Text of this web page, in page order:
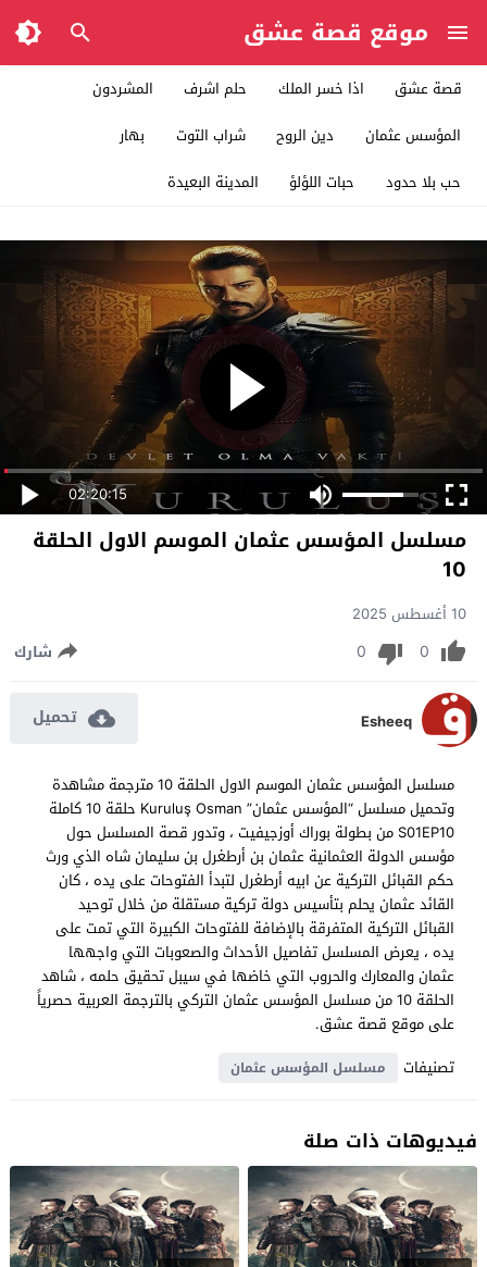
موقع قصة عشق
قصة عشق اذا خسر الملك حلم اشرف
المشردون
المؤسس عثمان
دين الروح شراب التوت
بهار
حب بلا حدود
حبات اللؤلؤ المدينة البعيدة
02:20:15
مسلسل المؤسس عثمان الموسم الاول الحلقة
10
10 أغسطس 2025
0
0 شارك
Esheeq تحميل
مسلسل المؤسس عثمان الموسم الاول الحلقة 10 مترجمة مشاهدة
وتحميل مسلسل “المؤسس عثمان” Kuruluş Osman حلقة 10 كاملة
S01EP10 من بطولة بوراك أوزجيفيت ، وتدور قصة المسلسل حول
مؤسس الدولة العثمانية عثمان بن أرطغرل بن سليمان شاه الذي ورث
حكم القبائل التركية عن ابيه أرطغرل لتبدأ الفتوحات على يده ، كان
القائد عثمان يحلم بتأسيس دولة تركية مستقلة من خلال توحيد
القبائل التركية المتفرقة بالإضافة للفتوحات الكبيرة التي تمت على
يده ، يعرض المسلسل تفاصيل الأحداث والصعوبات التي واجهها
عثمان والمعارك والحروب التي خاضها في سيبل تحقيق حلمه ، شاهد
الحلقة 10 من مسلسل المؤسس عثمان التركي بالترجمة العربية حصرياً
على موقع قصة عشق.
تصنيفات
مسلسل المؤسس عثمان
فيديوهات ذات صلة